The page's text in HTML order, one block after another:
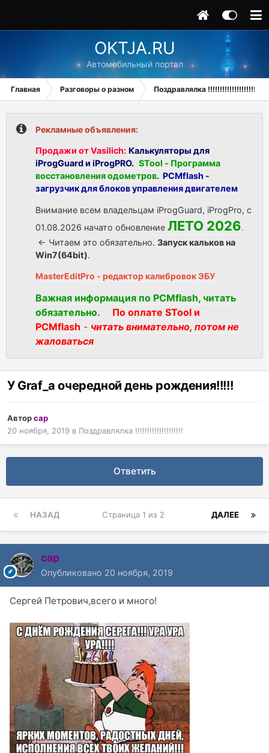
OKTJA.RU
Автомобильный портал
Главная Разговоры о разном Поздравлялка !!!!!!!!!!!!!!!!!!!!
Рекламные объявления:
Продажи от Vasilich: Калькуляторы для
iProgGuard и iProgPRO. STool - Программа
восстановления одометров. PCMflash -
загрузчик для блоков управления двигателем
Внимание всем владельцам iProgGuard, iProgPro, с
01.08.2026 начато обновление ЛЕТО 2026.
<- Читаем это обязательно. Запуск кальков на
Win7(64bit).
MasterEditPro - редактор калибровок ЭБУ
Важная информация по PCMflash, читать
обязательно.
По оплате STool и
PCMflash - читать внимательно, потом не
жаловаться
У Graf_a очередной день рождения!!!!!
Авторcap
20 ноября, 2019 в Поздравлялка !!!!!!!!!!!!!!!!!!!!
Ответить
НАЗАД ДАЛЕЕ
Страница 1 из 2
cap
Опубликовано 20 ноября, 2019
Сергей Петрович,всего и много!